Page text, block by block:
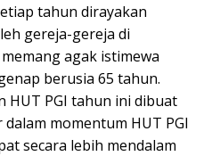
tahun dirayakan
gereja-gereja di
agak istimewa
berusia 65 tahun.
HUT PGI tahun ini dibuat
momentum HUT PGI
secara lebih mendalam